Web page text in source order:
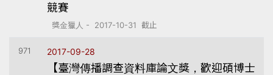
競賽
獎金獵人 - 2017-10-31 截止
971 2017-09-28
【臺灣傳播調查資料庫論文獎，歡迎碩博士